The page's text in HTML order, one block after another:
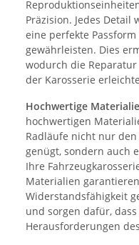
Präzision. Jedes
eine perfekte
gewährleisten. Dies
wodurch die
der Karosserie
Hochwertige
hochwertigen
Radläufe nicht nur
genügt, sondern auch
Ihre
Materialien
Widerstandsfähigkeit
und sorgen dafür,
Herausforderungen